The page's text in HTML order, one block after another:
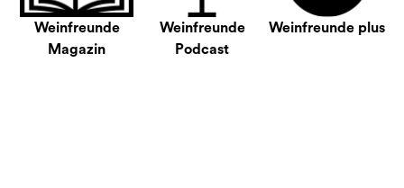
Weinfreunde
Magazin
Weinfreunde
Podcast
Weinfreunde plus